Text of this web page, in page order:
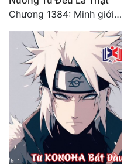
Ngự Thú
Truyện Nam
Truyện Nữ
Vô Địch Lưu
Xây Dựng Thế Lực
Đam Mỹ
Đẹp
Chương 1384: Minh giới cực độc